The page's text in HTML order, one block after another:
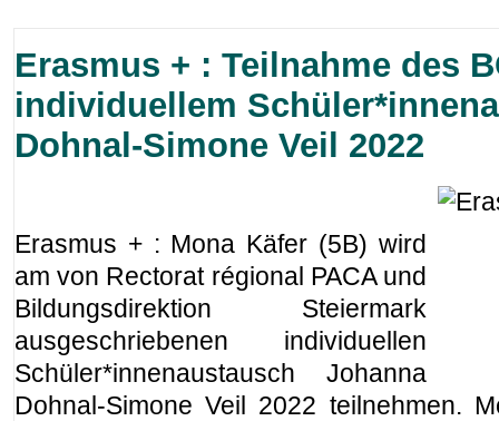
Erasmus + : Teilnahme des
individuellem
Dohnal-Simone Veil 2022
Erasmus + : Mona Käfer (5B) wird
am von Rectorat régional PACA und
Bildungsdirektion Steiermark
ausgeschriebenen individuellen
Schüler*innenaustausch Johanna
Dohnal-Simone Veil 2022 teilnehmen.